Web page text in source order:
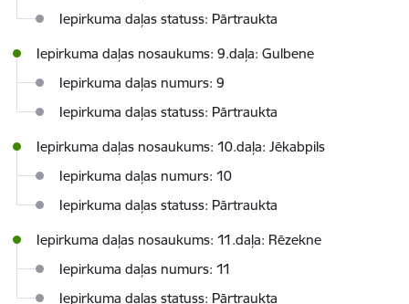
Iepirkuma daļas statuss: Pārtraukta
Iepirkuma daļas nosaukums: 9.daļa: Gulbene
Iepirkuma daļas numurs: 9
Iepirkuma daļas statuss: Pārtraukta
Iepirkuma daļas nosaukums: 10.daļa: Jēkabpils
Iepirkuma daļas numurs: 10
Iepirkuma daļas statuss: Pārtraukta
Iepirkuma daļas nosaukums: 11.daļa: Rēzekne
Iepirkuma daļas numurs: 11
Iepirkuma daļas statuss: Pārtraukta